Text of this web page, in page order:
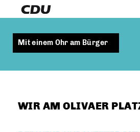
Mit einem Ohr am Bürger
WIR AM OLIVAER